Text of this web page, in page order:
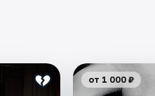
от 1 000 ₽